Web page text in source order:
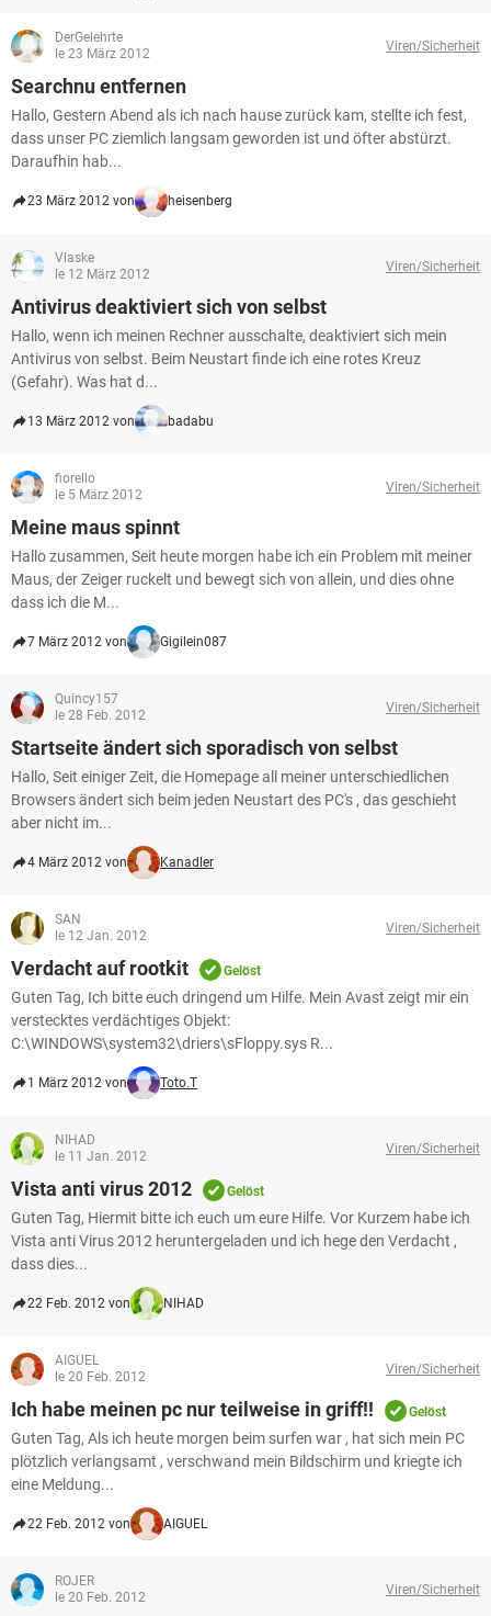
DerGelehrte
le 23 März 2012
Viren/Sicherheit
Searchnu entfernen
Hallo, Gestern Abend als ich nach hause zurück kam, stellte ich fest,
dass unser PC ziemlich langsam geworden ist und öfter abstürzt.
Daraufhin hab...
23 März 2012 von heisenberg
Vlaske
le 12 März 2012
Viren/Sicherheit
Antivirus deaktiviert sich von selbst
Hallo, wenn ich meinen Rechner ausschalte, deaktiviert sich mein
Antivirus von selbst. Beim Neustart finde ich eine rotes Kreuz
(Gefahr). Was hat d...
13 März 2012 von badabu
fiorello
le 5 März 2012
Viren/Sicherheit
Meine maus spinnt
Hallo zusammen, Seit heute morgen habe ich ein Problem mit meiner
Maus, der Zeiger ruckelt und bewegt sich von allein, und dies ohne
dass ich die M...
7 März 2012 von Gigilein087
Quincy157
le 28 Feb. 2012
Viren/Sicherheit
Startseite ändert sich sporadisch von selbst
Hallo, Seit einiger Zeit, die Homepage all meiner unterschiedlichen
Browsers ändert sich beim jeden Neustart des PC's , das geschieht
aber nicht im...
4 März 2012 von Kanadler
SAN
le 12 Jan. 2012
Viren/Sicherheit
Verdacht auf rootkit Gelöst
Guten Tag, Ich bitte euch dringend um Hilfe. Mein Avast zeigt mir ein
verstecktes verdächtiges Objekt:
C:\WINDOWS\system32\driers\sFloppy.sys R...
1 März 2012 von Toto.T
NIHAD
le 11 Jan. 2012
Viren/Sicherheit
Vista anti virus 2012 Gelöst
Guten Tag, Hiermit bitte ich euch um eure Hilfe. Vor Kurzem habe ich
Vista anti Virus 2012 heruntergeladen und ich hege den Verdacht ,
dass dies...
22 Feb. 2012 von NIHAD
AIGUEL
le 20 Feb. 2012
Viren/Sicherheit
Ich habe meinen pc nur teilweise in griff!! Gelöst
Guten Tag, Als ich heute morgen beim surfen war , hat sich mein PC
plötzlich verlangsamt , verschwand mein Bildschirm und kriegte ich
eine Meldung...
22 Feb. 2012 von AIGUEL
ROJER
le 20 Feb. 2012
Viren/Sicherheit